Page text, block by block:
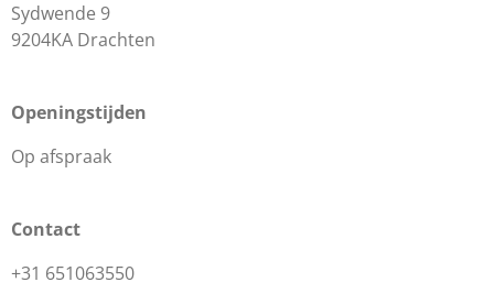
Sydwende 9
9204KA Drachten
Openingstijden
Op afspraak
Contact
+31 651063550